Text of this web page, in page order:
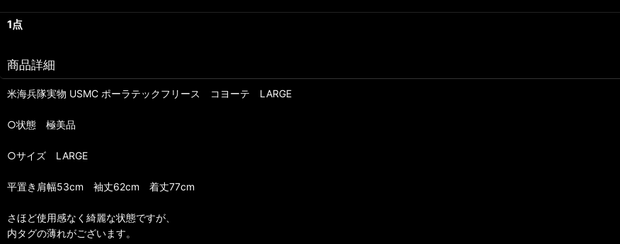
1点
商品詳細
米海兵隊実物 USMC ポーラテックフリース コヨーテ LARGE
○状態 極美品
○サイズ LARGE
平置き肩幅53cm 袖丈62cm 着丈77cm
さほど使用感なく綺麗な状態ですが、
内タグの薄れがございます。